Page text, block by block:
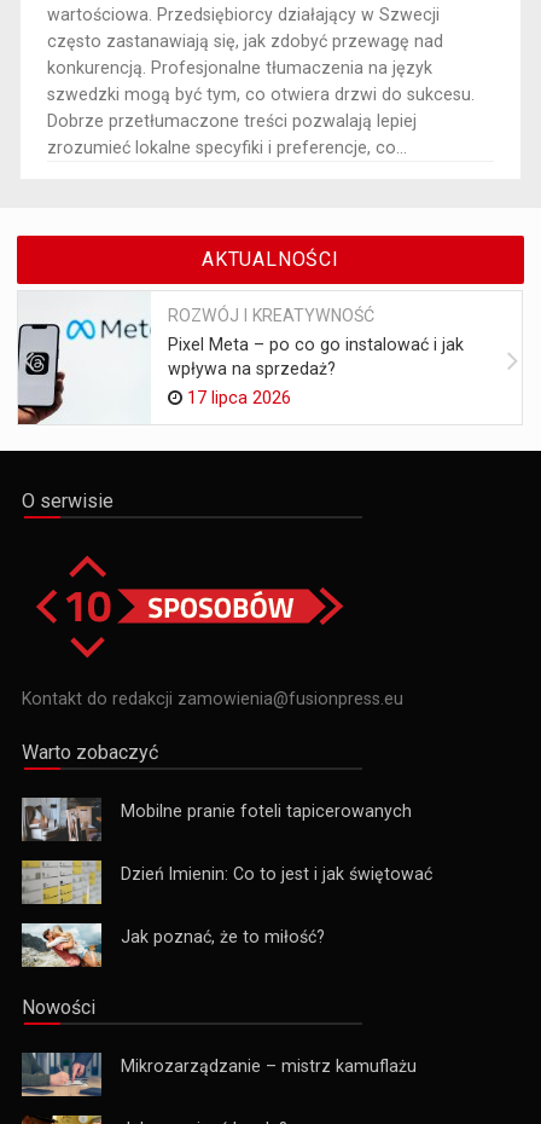
wartościowa. Przedsiębiorcy działający w Szwecji
często zastanawiają się, jak zdobyć przewagę nad
konkurencją. Profesjonalne tłumaczenia na język
szwedzki mogą być tym, co otwiera drzwi do sukcesu.
Dobrze przetłumaczone treści pozwalają lepiej
zrozumieć lokalne specyfiki i preferencje, co...
AKTUALNOŚCI
ROZWÓJ I KREATYWNOŚĆ
Pixel Meta – po co go instalować i jak
wpływa na sprzedaż?
17 lipca 2026
O serwisie
Kontakt do redakcji zamowienia@fusionpress.eu
Warto zobaczyć
Mobilne pranie foteli tapicerowanych
Dzień Imienin: Co to jest i jak świętować
Jak poznać, że to miłość?
Nowości
Mikrozarządzanie – mistrz kamuflażu